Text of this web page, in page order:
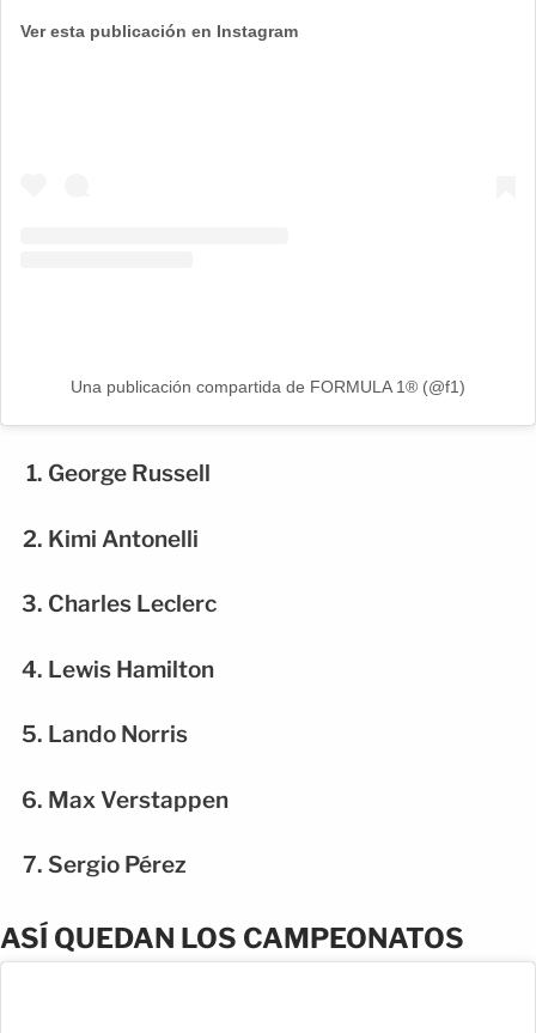
Ver esta publicación en Instagram
Una publicación compartida de FORMULA 1® (@f1)
George Russell
Kimi Antonelli
Charles Leclerc
Lewis Hamilton
Lando Norris
Max Verstappen
Sergio Pérez
ASÍ QUEDAN LOS CAMPEONATOS